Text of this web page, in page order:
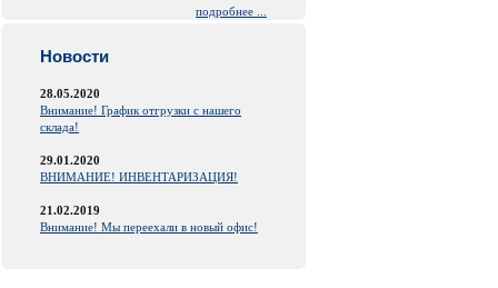
подробнее ...
Новости
28.05.2020
Внимание! График отгрузки с нашего
склада!
29.01.2020
ВНИМАНИЕ! ИНВЕНТАРИЗАЦИЯ!
21.02.2019
Внимание! Мы переехали в новый офис!